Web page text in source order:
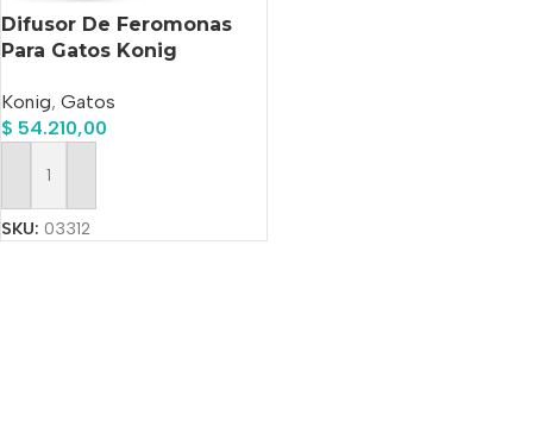
Difusor De Feromonas
Para Gatos Konig
Conducta
Konig, Gatos
$ 54.210,00
Añadir Al Carrito
SKU: 03312